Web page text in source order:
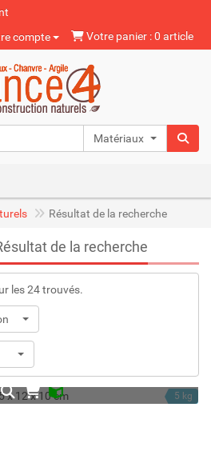
compte
Votre panier : 0 article
Matériaux naturels
Résultat de la recherche
de la recherche
les 24 trouvés.
5 kg